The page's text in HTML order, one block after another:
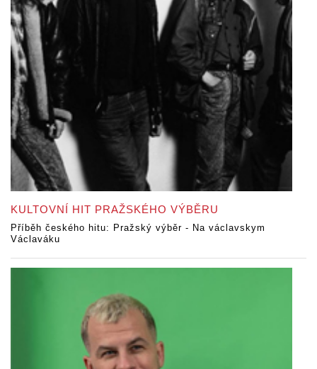
KULTOVNÍ HIT PRAŽSKÉHO VÝBĚRU
Příběh českého hitu: Pražský výběr - Na václavskym
Václaváku